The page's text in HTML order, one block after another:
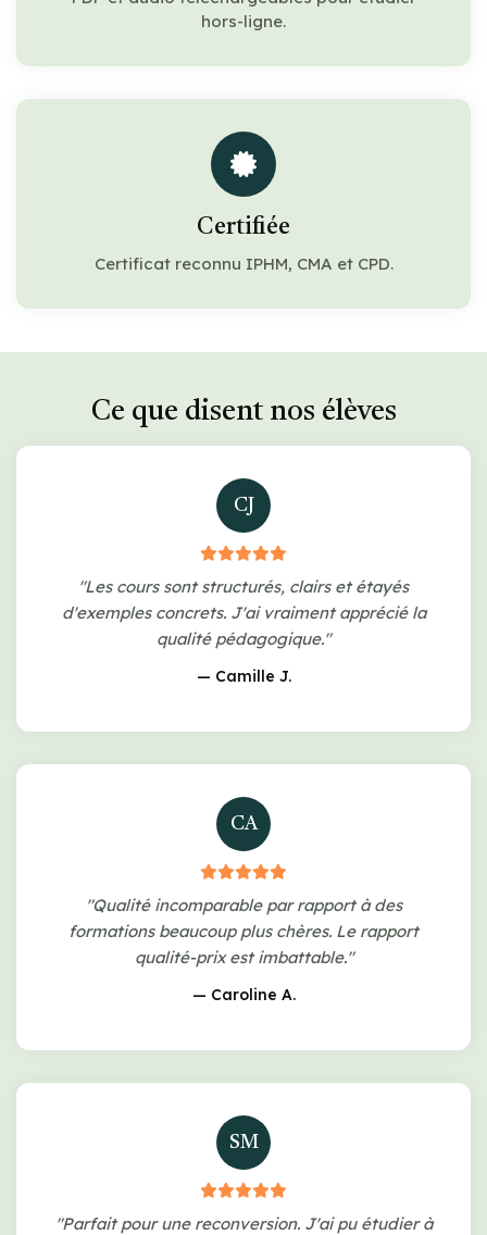
hors-ligne.
Certifiée
Certificat reconnu IPHM, CMA et CPD.
Ce que disent nos élèves
CJ
"Les cours sont structurés, clairs et étayés
d'exemples concrets. J'ai vraiment apprécié la
qualité pédagogique."
— Camille J.
CA
"Qualité incomparable par rapport à des
formations beaucoup plus chères. Le rapport
qualité-prix est imbattable."
— Caroline A.
SM
"Parfait pour une reconversion. J'ai pu étudier à